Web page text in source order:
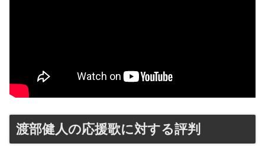
渡部健人の応援歌に対する評判